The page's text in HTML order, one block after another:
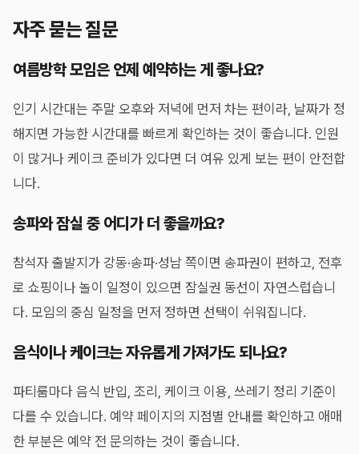
자주 묻는 질문
여름방학 모임은 언제 예약하는 게 좋나요?
인기 시간대는 주말 오후와 저녁에 먼저 차는 편이라, 날짜가 정
해지면 가능한 시간대를 빠르게 확인하는 것이 좋습니다. 인원
이 많거나 케이크 준비가 있다면 더 여유 있게 보는 편이 안전합
니다.
송파와 잠실 중 어디가 더 좋을까요?
참석자 출발지가 강동·송파·성남 쪽이면 송파권이 편하고, 전후
로 쇼핑이나 놀이 일정이 있으면 잠실권 동선이 자연스럽습니
다. 모임의 중심 일정을 먼저 정하면 선택이 쉬워집니다.
음식이나 케이크는 자유롭게 가져가도 되나요?
파티룸마다 음식 반입, 조리, 케이크 이용, 쓰레기 정리 기준이
다를 수 있습니다. 예약 페이지의 지점별 안내를 확인하고 애매
한 부분은 예약 전 문의하는 것이 좋습니다.